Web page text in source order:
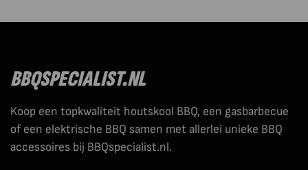
BBQSPECIALIST.NL
Koop een topkwaliteit houtskool BBQ, een gasbarbecue
of een elektrische BBQ samen met allerlei unieke BBQ
accessoires bij BBQspecialist.nl.